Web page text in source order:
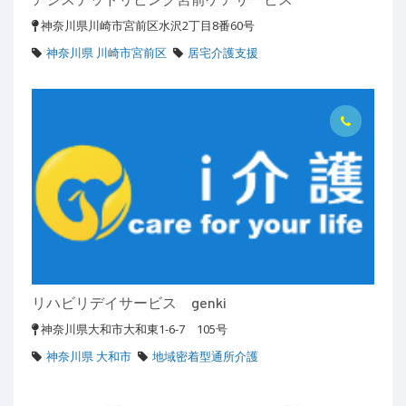
神奈川県川崎市宮前区水沢2丁目8番60号
神奈川県 川崎市宮前区
居宅介護支援
リハビリデイサービス genki
神奈川県大和市大和東1-6-7 105号
神奈川県 大和市
地域密着型通所介護